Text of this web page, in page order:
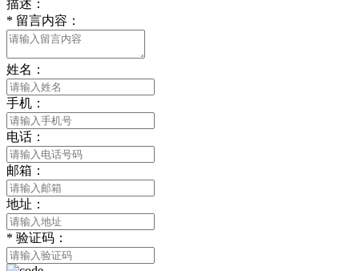
描述：
* 留言内容：
姓名：
手机：
电话：
邮箱：
地址：
* 验证码：